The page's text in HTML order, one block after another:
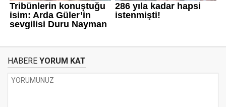
HABERE YORUM KAT